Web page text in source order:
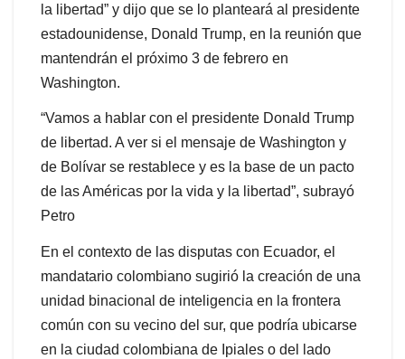
la libertad” y dijo que se lo planteará al presidente
estadounidense, Donald Trump, en la reunión que
mantendrán el próximo 3 de febrero en
Washington.
“Vamos a hablar con el presidente Donald Trump
de libertad. A ver si el mensaje de Washington y
de Bolívar se restablece y es la base de un pacto
de las Américas por la vida y la libertad”, subrayó
Petro
En el contexto de las disputas con Ecuador, el
mandatario colombiano sugirió la creación de una
unidad binacional de inteligencia en la frontera
común con su vecino del sur, que podría ubicarse
en la ciudad colombiana de Ipiales o del lado